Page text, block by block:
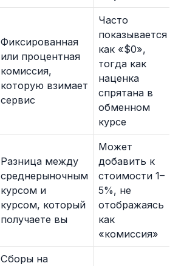
Фиксированная
или процентная
комиссия,
которую взимает
сервис
Часто
показывается
как «$0»,
тогда как
наценка
спрятана в
обменном
курсе
Разница между
среднерыночным
курсом и
курсом, который
получаете вы
Может
добавить к
стоимости 1–
5%, не
отображаясь
как
«комиссия»
Сборы на